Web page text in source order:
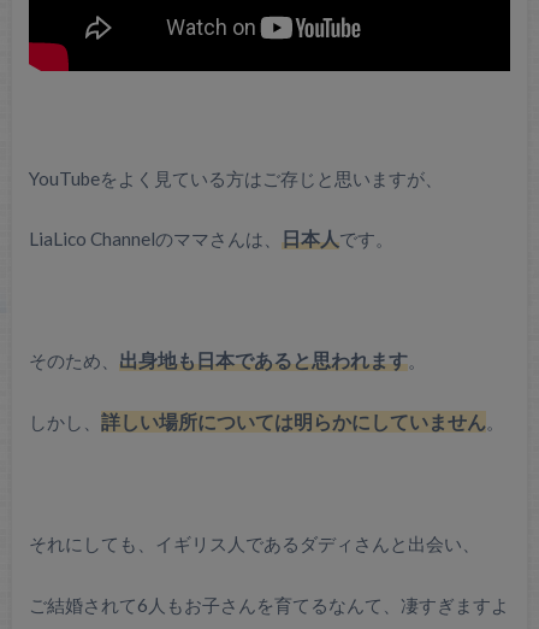
YouTubeをよく見ている方はご存じと思いますが、
LiaLico Channelのママさんは、 日本人です。
そのため、 出身地も日本であると思われます。
しかし、 詳しい場所については明らかにしていません。
それにしても、イギリス人であるダディさんと出会い、
ご結婚されて6人もお子さんを育てるなんて、凄すぎますよ